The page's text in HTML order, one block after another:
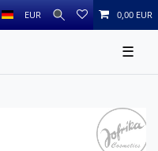
EUR 0,00 EUR
☰